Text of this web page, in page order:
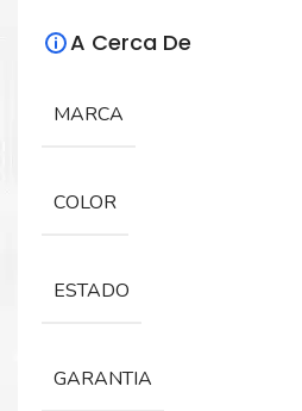
Para impresoras:
M855DN, M855XH,
A Cerca De
MARCA
COLOR
ESTADO
GARANTIA